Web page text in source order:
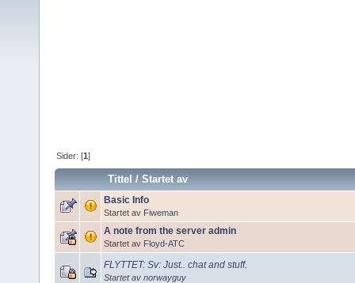
Sider: [1]
Tittel /Startet av
Basic Info
Startet av Fiweman
A note from the server admin
Startet av Floyd-ATC
FLYTTET: Sv: Just.. chat and stuff.
Startet av norwayguy